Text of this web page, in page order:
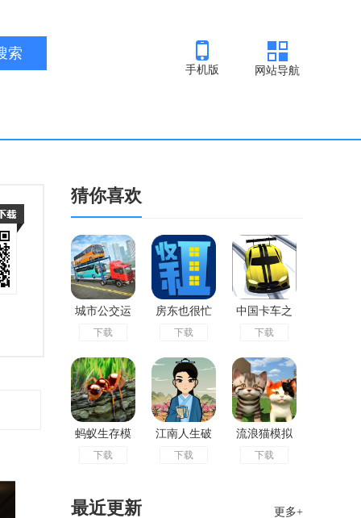
手机版 网站导航
猜你喜欢
城市公交运
输车最新版
下载
房东也很忙
游戏破解版
下载
中国卡车之
星正版
下载
蚂蚁生存模
拟器破解版
下载
江南人生破
解版
下载
流浪猫模拟
器2020破解
下载
最近更新 更多+